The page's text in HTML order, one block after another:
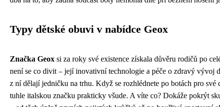
Typy dětské obuvi v nabídce Geox
Značka Geox si za roky své existence získala důvěru rodičů po
není se co divit – její inovativní technologie a péče o zdravý vývoj
z ní dělají jedničku na trhu. Když se rozhlédnete po botách pro své
tuhle italskou značku prakticky všude. A víte co? Dokáže pokrýt